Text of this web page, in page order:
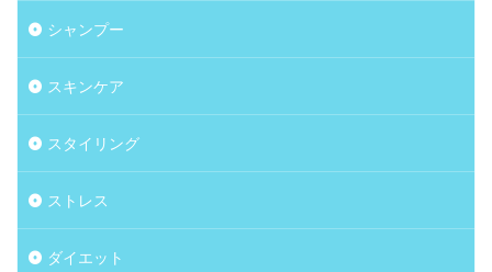
シャンプー
スキンケア
スタイリング
ストレス
ダイエット